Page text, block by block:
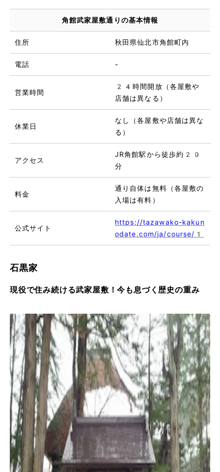
角館武家屋敷通りの基本情報
住所 秋田県仙北市角館町内
電話 -
営業時間
24時間開放（各屋敷や
店舗は異なる）
休業日
なし（各屋敷や店舗は異な
る）
アクセス
JR角館駅から徒歩約20
分
料金
通り自体は無料（各屋敷の
入場は有料）
公式サイト
https://tazawako-kakun
odate.com/ja/course/1
石黒家
現役で住み続ける武家屋敷！今も息づく歴史の重み